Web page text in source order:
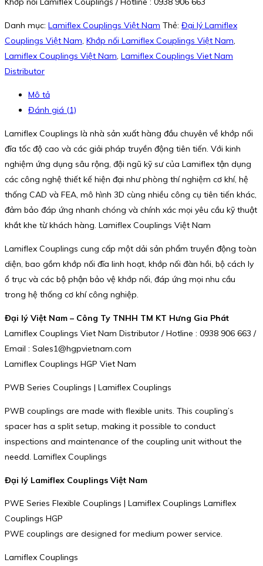
Danh mục: Lamiflex Couplings Việt Nam Thẻ: Đại lý Lamiflex
Couplings Việt Nam, Khớp nối Lamiflex Couplings Việt Nam,
Lamiflex Couplings Việt Nam, Lamiflex Couplings Viet Nam
Distributor
Mô tả
Đánh giá (1)
Lamiflex Couplings là nhà sản xuất hàng đầu chuyên về khớp nối
đĩa tốc độ cao và các giải pháp truyền động tiên tiến. Với kinh
nghiệm ứng dụng sâu rộng, đội ngũ kỹ sư của Lamiflex tận dụng
các công nghệ thiết kế hiện đại như phòng thí nghiệm cơ khí, hệ
thống CAD và FEA, mô hình 3D cùng nhiều công cụ tiên tiến khác,
đảm bảo đáp ứng nhanh chóng và chính xác mọi yêu cầu kỹ thuật
khắt khe từ khách hàng. Lamiflex Couplings Việt Nam
Lamiflex Couplings cung cấp một dải sản phẩm truyền động toàn
diện, bao gồm khớp nối đĩa linh hoạt, khớp nối đàn hồi, bộ cách ly
ổ trục và các bộ phận bảo vệ khớp nối, đáp ứng mọi nhu cầu
trong hệ thống cơ khí công nghiệp.
Đại lý Việt Nam – Công Ty TNHH TM KT Hưng Gia Phát
Lamiflex Couplings Viet Nam Distributor / Hotline : 0938 906 663 /
Email : Sales1@hgpvietnam.com
Lamiflex Couplings HGP Viet Nam
PWB Series Couplings | Lamiflex Couplings
PWB couplings are made with flexible units. This coupling’s
spacer has a split setup, making it possible to conduct
inspections and maintenance of the coupling unit without the
needd. Lamiflex Couplings
Đại lý Lamiflex Couplings Việt Nam
PWE Series Flexible Couplings | Lamiflex Couplings Lamiflex
Couplings HGP
PWE couplings are designed for medium power service.
Lamiflex Couplings